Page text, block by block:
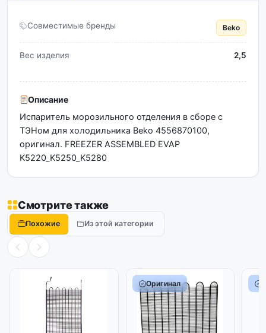
Совместимые бренды Beko
Вес изделия 2,5
Описание
Испаритель морозильного отделения в сборе с
ТЭНом для холодильника Beko 4556870100,
оригинал. FREEZER ASSEMBLED EVAP
K5220_K5250_K5280
Смотрите также
Похожие Из этой категории
Оригинал